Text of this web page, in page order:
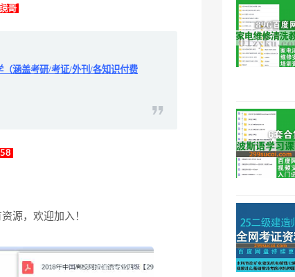
哥
涵盖考研/考证/外刊/各知识付费
源，欢迎加入！